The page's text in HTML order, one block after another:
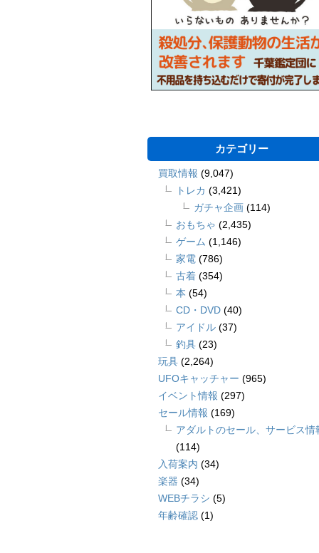
カテゴリー
買取情報 (9,047)
トレカ (3,421)
ガチャ企画 (114)
おもちゃ (2,435)
ゲーム (1,146)
家電 (786)
古着 (354)
本 (54)
CD・DVD (40)
アイドル (37)
釣具 (23)
玩具 (2,264)
UFOキャッチャー (965)
イベント情報 (297)
セール情報 (169)
アダルトのセール、サービス情
(114)
入荷案内 (34)
楽器 (34)
WEBチラシ (5)
年齢確認 (1)